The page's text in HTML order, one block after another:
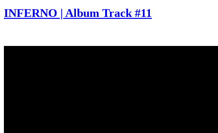
INFERNO | Album Track #11